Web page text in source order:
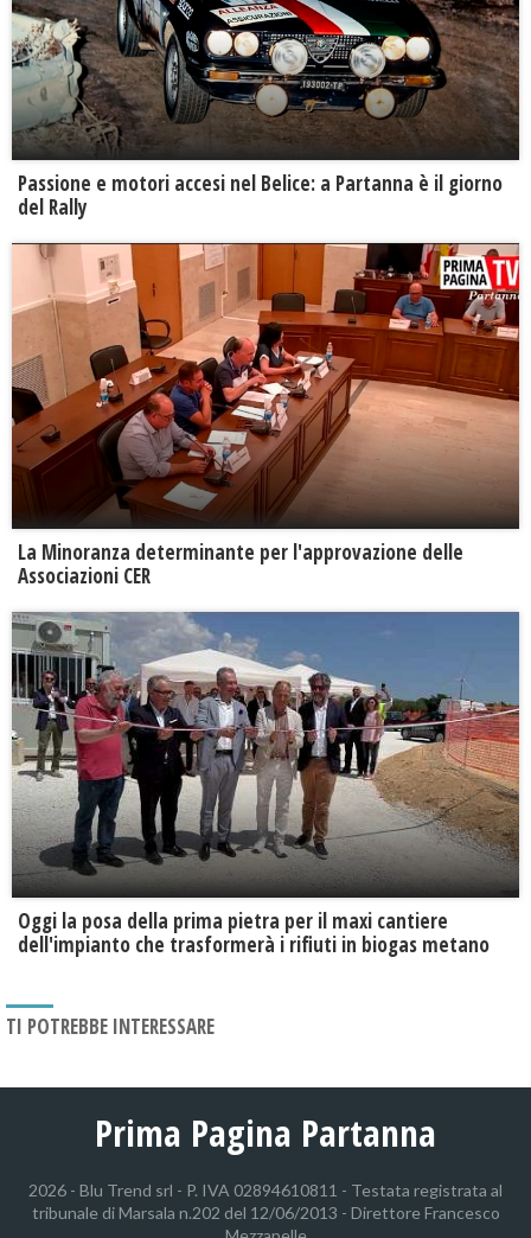
Passione e motori accesi nel Belice: a Partanna è il giorno
del Rally
La Minoranza determinante per l'approvazione delle
Associazioni CER
Oggi la posa della prima pietra per il maxi cantiere
dell'impianto che trasformerà i rifiuti in biogas metano
TI POTREBBE INTERESSARE
Prima Pagina Partanna
2026 - Blu Trend srl - P. IVA 02894610811 - Testata registrata al
tribunale di Marsala n.202 del 12/06/2013 - Direttore Francesco